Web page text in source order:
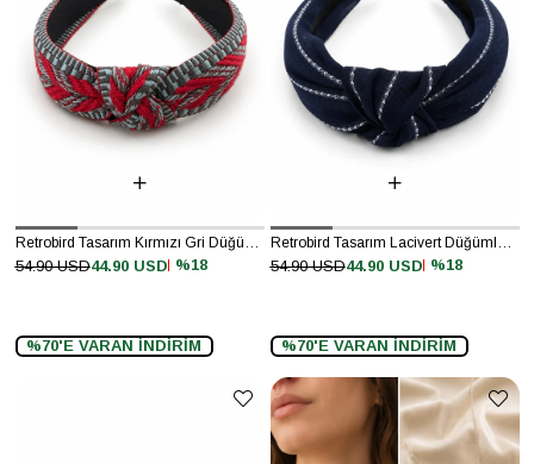
%18
44.90 USD
54.90 USD
%70'E VARAN İNDİRİM
%18
44.90 USD
54.90 USD
%70'E VARAN İNDİRİM